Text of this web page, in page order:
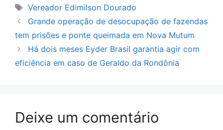
Tags
Vereador Edimilson Dourado
Grande operação de desocupação de fazendas
tem prisões e ponte queimada em Nova Mutum
Há dois meses Eyder Brasil garantia agir com
eficiência em caso de Geraldo da Rondônia
Deixe um comentário